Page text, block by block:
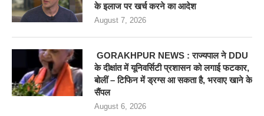
के इलाज पर खर्च करने का आदेश
August 7, 2026
GORAKHPUR NEWS : राज्यपाल ने DDU
के दीक्षांत में यूनिवर्सिटी प्रशासन को लगाई फटकार,
बोलीं – टिफिन में ड्रग्स आ सकता है, भरवाए खाने के
सैंपल
August 6, 2026